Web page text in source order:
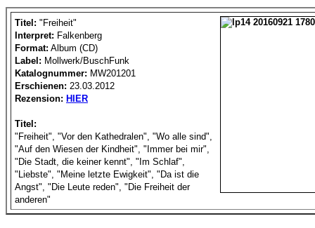
Titel: "Freiheit"
Interpret: Falkenberg
Format: Album (CD)
Label: Mollwerk/BuschFunk
Katalognummer: MW201201
Erschienen: 23.03.2012
Rezension: HIER
Titel:
"Freiheit", "Vor den Kathedralen", "Wo alle sind",
"Auf den Wiesen der Kindheit", "Immer bei mir",
"Die Stadt, die keiner kennt", "Im Schlaf",
"Liebste", "Meine letzte Ewigkeit", "Da ist die
Angst", "Die Leute reden", "Die Freiheit der
anderen"